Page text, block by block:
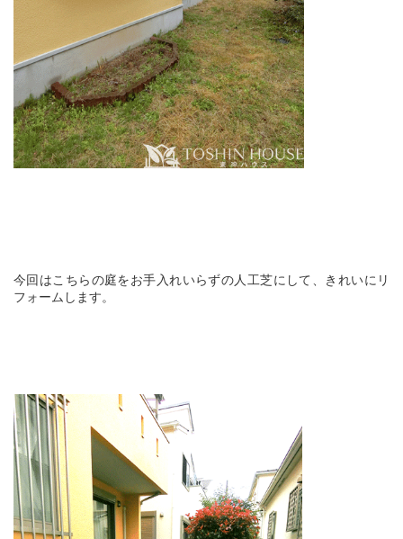
今回はこちらの庭をお手入れいらずの人工芝にして、きれいにリ
フォームします。